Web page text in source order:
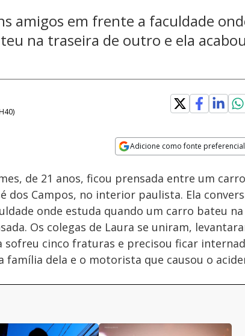
amigos em frente a faculdade
na traseira de outro e ela acabou
)
Adicione como fonte
Velocidade
de 21 anos, ficou prensada entre um
dos Campos, no interior paulista. Ela
onde estuda quando um carro bateu na
Os colegas de Laura se uniram,
sofreu cinco fraturas e precisou ficar
família dela e o motorista que causou o